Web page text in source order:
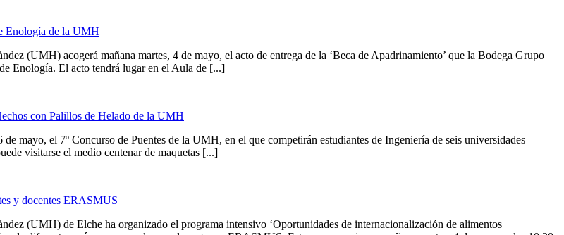
Enología de la UMH
(UMH) acogerá mañana martes, 4 de mayo, el acto de entrega de la ‘Beca de Apadrinamiento’ que la Bodega Grupo
Enología. El acto tendrá lugar en el Aula de [...]
con Palillos de Helado de la UMH
mayo, el 7º Concurso de Puentes de la UMH, en el que competirán estudiantes de Ingeniería de seis universidades
visitarse el medio centenar de maquetas [...]
y docentes ERASMUS
(UMH) de Elche ha organizado el programa intensivo ‘Oportunidades de internacionalización de alimentos